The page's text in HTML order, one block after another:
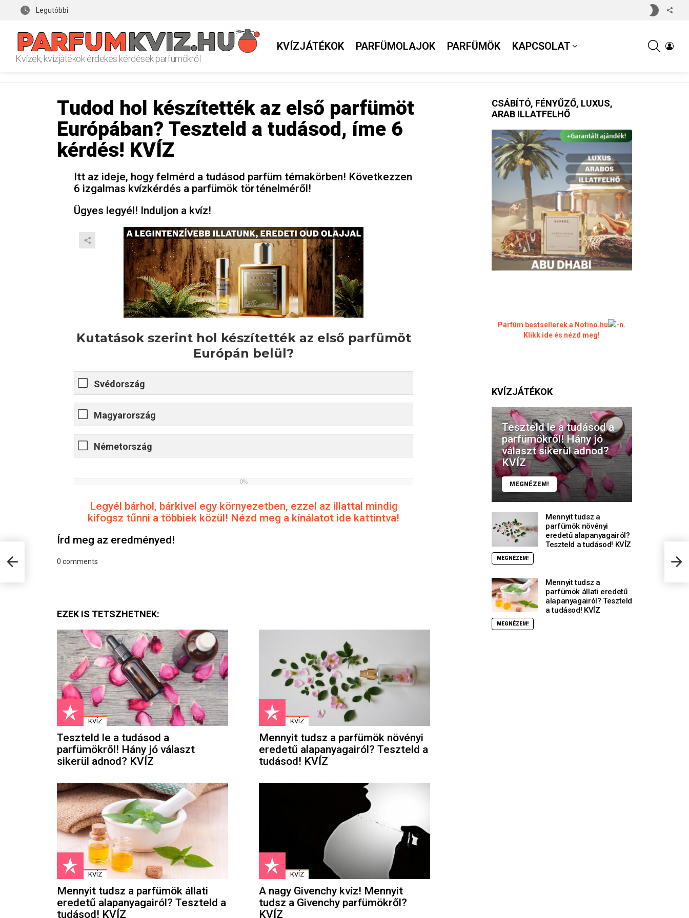
Legutóbbi
Kvízek, kvízjátékok érdekes kérdések parfümökről
KVÍZJÁTÉKOK PARFÜMOLAJOK PARFÜMÖK KAPCSOLAT
Tudod hol készítették az első parfümöt
Európában? Teszteld a tudásod, íme 6
kérdés! KVÍZ
Itt az ideje, hogy felmérd a tudásod parfüm témakörben! Következzen
6 izgalmas kvízkérdés a parfümök történelméről!
Ügyes legyél! Induljon a kvíz!
Kutatások szerint hol készítették az első parfümöt
Európán belül?
Svédország
Magyarország
Németország
0%
Legyél bárhol, bárkivel egy környezetben, ezzel az illattal mindig
kifogsz tűnni a többiek közül! Nézd meg a kínálatot ide kattintva!
Írd meg az eredményed!
0 comments
EZEK IS TETSZHETNEK:
KVÍZ
Teszteld le a tudásod a
parfümökről! Hány jó választ
sikerül adnod? KVÍZ
KVÍZ
Mennyit tudsz a parfümök növényi
eredetű alapanyagairól? Teszteld a
tudásod! KVÍZ
KVÍZ
Mennyit tudsz a parfümök állati
eredetű alapanyagairól? Teszteld a
tudásod! KVÍZ
KVÍZ
A nagy Givenchy kvíz! Mennyit
tudsz a Givenchy parfümökről?
KVÍZ
van
CSÁBÍTÓ, FÉNYŰZŐ, LUXUS,
ARAB ILLATFELHŐ
Parfüm bestsellerek a Notino.hu
-n.
Klikk ide és nézd meg!
KVÍZJÁTÉKOK
Teszteld le a tudásod a
parfümökről! Hány jó
választ sikerül adnod?
KVÍZ
MEGNÉZEM!
Mennyit tudsz a
parfümök növényi
eredetű alapanyagairól?
Teszteld a tudásod! KVÍZ
MEGNÉZEM!
Mennyit tudsz a
parfümök állati eredetű
alapanyagairól? Teszteld
a tudásod! KVÍZ
MEGNÉZEM!